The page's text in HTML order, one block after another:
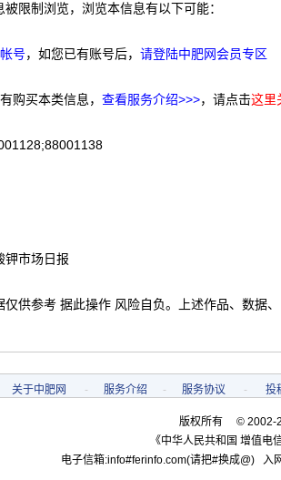
限制浏览，浏览本信息有以下可能：
号，如您已有账号后， 请登陆中肥网会员专区
购买本类信息， 查看服务介绍>>>，请点击这里
钾市场日报
仅供参考 据此操作 风险自负。上述作品、数据
关于中肥网 - 服务介绍 - 服务协议 - 投
版权所有 © 2002-
《中华人民共和国 增值电
电子信箱:info#ferinfo.com(请把#换成@)